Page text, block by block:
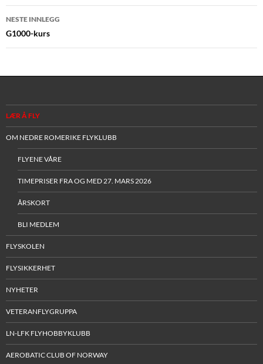
NESTE INNLEGG
G1000-kurs
LÆR Å FLY
OM NEDRE ROMERIKE FLYKLUBB
FLYENE VÅRE
TIMEPRISER FRA OG MED 27. MARS 2026
ÅRSKORT
BLI MEDLEM
FLYSKOLEN
FLYSIKKERHET
NYHETER
VETERANFLYGRUPPA
LN-LFK FLYHOBBYKLUBB
AEROBATIC CLUB OF NORWAY